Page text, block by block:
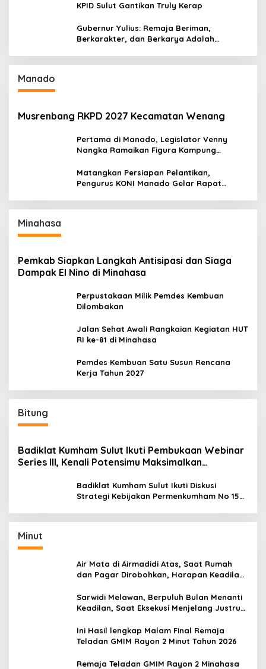
KPID Sulut Gantikan Truly Kerap
Gubernur Yulius: Remaja Beriman,
Berkarakter, dan Berkarya Adalah
Manado
Musrenbang RKPD 2027 Kecamatan Wenang
Pertama di Manado, Legislator Venny
Nangka Ramaikan Figura Kampung
Matangkan Persiapan Pelantikan,
Pengurus KONI Manado Gelar Rapat
Minahasa
Pemkab Siapkan Langkah Antisipasi dan Siaga
Dampak El Nino di Minahasa
Perpustakaan Milik Pemdes Kembuan
Dilombakan
Jalan Sehat Awali Rangkaian Kegiatan HUT
RI ke-81 di Minahasa
Pemdes Kembuan Satu Susun Rencana
Kerja Tahun 2027
Bitung
Badiklat Kumham Sulut Ikuti Pembukaan Webinar
Series III, Kenali Potensimu Maksimalkan
Badiklat Kumham Sulut Ikuti Diskusi
Strategi Kebijakan Permenkumham No 15
Minut
Air Mata di Airmadidi Atas, Saat Rumah
dan Pagar Dirobohkan, Harapan Keadilan
Sarwidi Melawan, Berpuluh Bulan Menanti
Keadilan, Saat Eksekusi Menjelang Justru
Ini Hasil lengkap Malam Final Remaja
Teladan GMIM Rayon 2 Minut Tahun 2026
Remaja Teladan GMIM Rayon 2 Minahasa